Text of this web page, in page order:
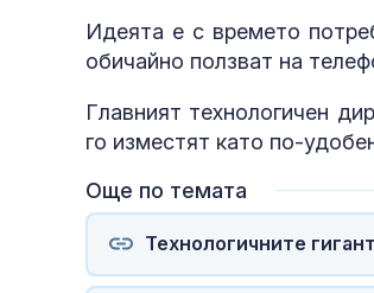
Идеята е с времето
обичайно ползват на
Главният технологичен
го изместят като по-
Още по темата
Технологичните